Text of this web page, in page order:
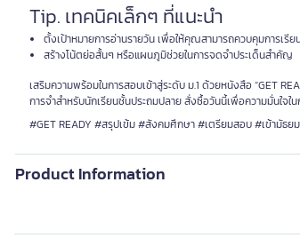
Tip. เทคนิคเล็กๆ ที่แนะนำ
ตั้งเป้าหมายการอ่านรายวัน เพื่อให้คุณสามารถควบคุมการเรี
สร้างโน้ตย่อสั้นๆ หรือแผนภูมิช่วยในการจดจำประเด็นสำคัญ
เสริมความพร้อมในการสอบเข้าสู่ระดับ ม.1 ด้วยหนังสือ “GET
การจำสำหรับนักเรียนชั้นประถมปลาย สั่งซื้อวันนี้เพื่อความมั่นใจใ
#GET READY #สรุปเข้ม #สังคมศึกษา #เตรียมสอบ #เข้ามัธยม
Product Information